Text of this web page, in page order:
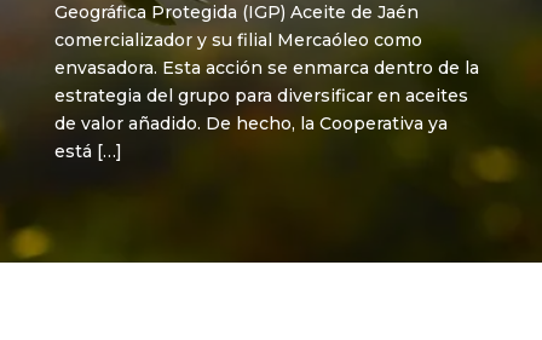
Geográfica Protegida (IGP) Aceite de Jaén
comercializador y su filial Mercaóleo como
envasadora. Esta acción se enmarca dentro de la
estrategia del grupo para diversificar en aceites
de valor añadido. De hecho, la Cooperativa ya
está […]